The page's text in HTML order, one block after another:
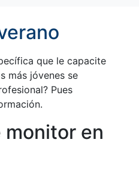
que le capacite
más jóvenes se
Pues
monitor en